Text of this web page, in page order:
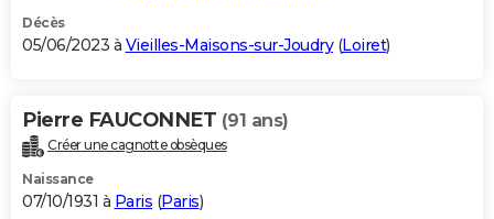
Décès
05/06/2023 à Vieilles-Maisons-sur-Joudry(Loiret)
Pierre FAUCONNET (91 ans)
Créer une cagnotte obsèques
Naissance
07/10/1931 à Paris (Paris)